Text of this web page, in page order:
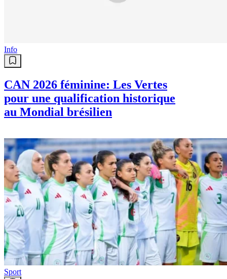
Info
CAN 2026 féminine: Les Vertes
pour une qualification historique
au Mondial brésilien
Sport